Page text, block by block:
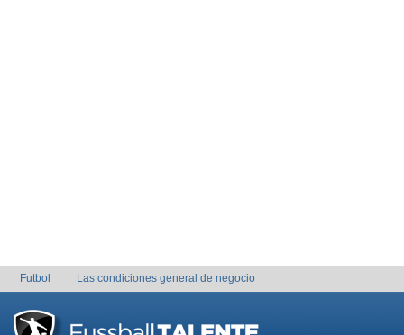
Futbol Las condiciones general de negocio